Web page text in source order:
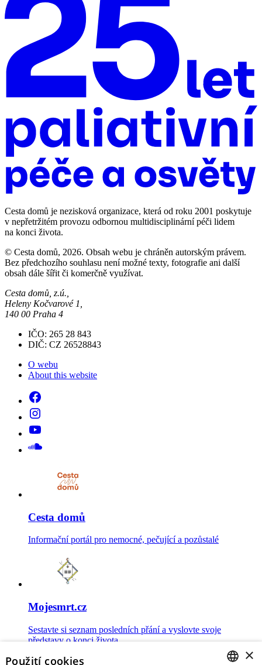
Cesta domů je nezisková organizace, která od roku 2001 poskytuje
v nepřetržitém provozu odbornou multidisciplinární péči lidem
na konci života.
© Cesta domů, 2026. Obsah webu je chráněn autorským právem.
Bez předchozího souhlasu není možné texty, fotografie ani další
obsah dále šířit či komerčně využívat.
Cesta domů, z.ú.,
Heleny Kočvarové 1,
140 00 Praha 4
IČO: 265 28 843
DIČ: CZ 26528843
O webu
About this website
Cesta domů
Informační portál pro nemocné, pečující a pozůstalé
Mojesmrt.cz
Sestavte si seznam posledních přání a vyslovte svoje
představy o konci života
×
Použití cookies